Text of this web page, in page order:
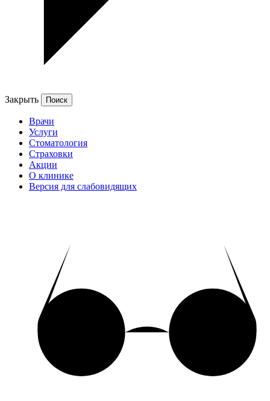
Закрыть
Врачи
Услуги
Стоматология
Страховки
Акции
О клинике
Версия для слабовидящих